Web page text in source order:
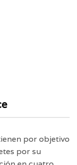
por objetivo
por su